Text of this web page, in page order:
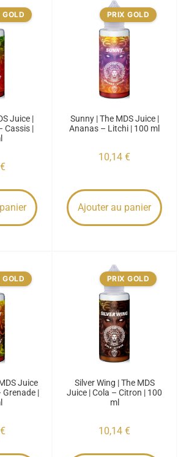
GOLD
Juice |
Cassis |
€
PRIX GOLD
Sunny | The MDS Juice |
Ananas – Litchi | 100 ml
10,14 €
Ajouter au panier
GOLD
Juice
Grenade |
€
PRIX GOLD
Silver Wing | The MDS
Juice | Cola – Citron | 100
ml
10,14 €